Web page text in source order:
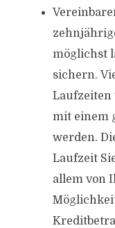
möglichst
sichern.
Laufzeiten
mit einem
werden.
Laufzeit
allem von